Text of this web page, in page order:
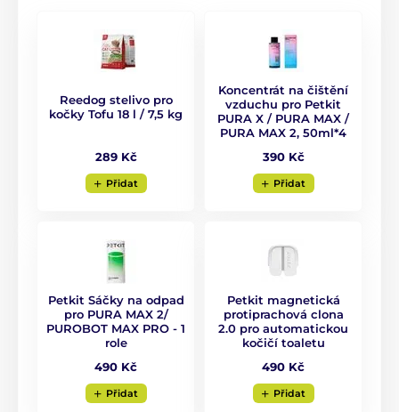
Kompatibilní s 99% hrudkujících steliv
PURAMAX 2 je kompatibilní se všemi druhy
hrudkujícího steliva pro kočky, jako jehliněnéstelivo,
Reedog stelivo pro
kočky Tofu 18 l / 7,5 kg
289 Kč
Přidat
Koncentrát na čištění
vzduchu pro Petkit
PURA X / PURA MAX /
PURA MAX 2, 50ml*4
390 Kč
Přidat
Petkit Sáčky na odpad
pro PURA MAX 2/
PUROBOT MAX PRO - 1
role
490 Kč
Přidat
Petkit magnetická
protiprachová clona
2.0 pro automatickou
kočičí toaletu
490 Kč
Přidat